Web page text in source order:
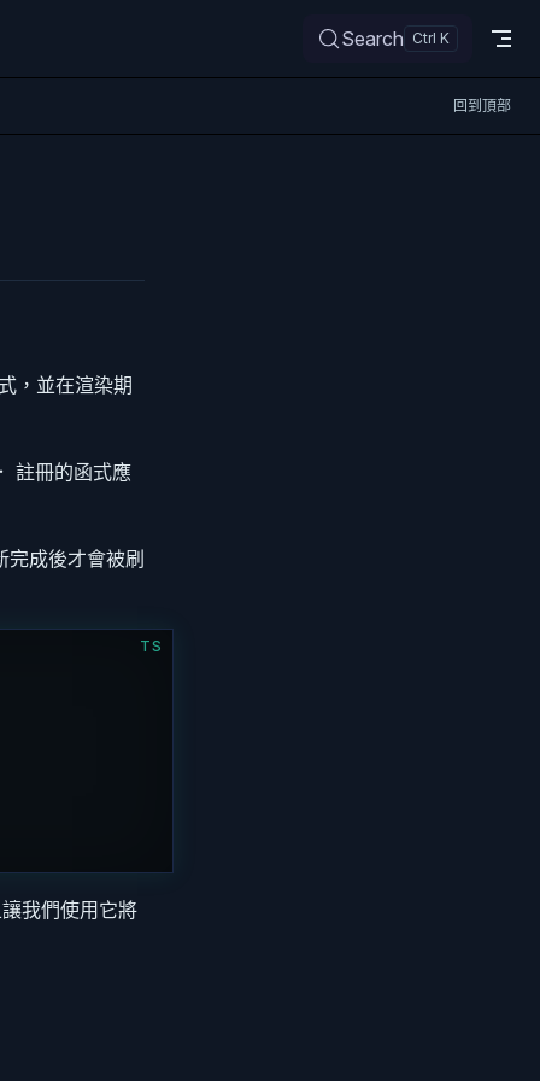
Search
回到頂部
，並在渲染期
註冊的函式應
成後才會被刷
TS
我們使用它將